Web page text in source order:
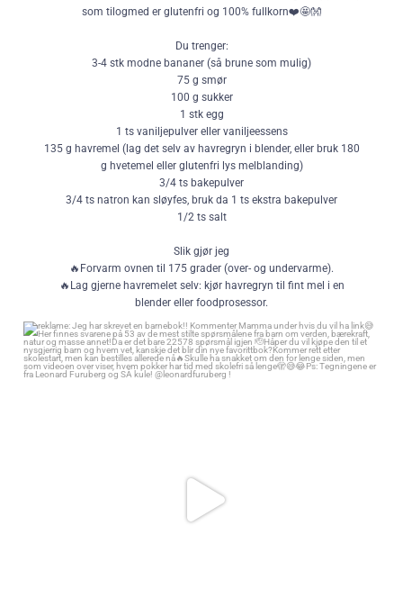
som tilogmed er glutenfri og 100% fullkorn❤️🤩👐
Du trenger:
3-4 stk modne bananer (så brune som mulig)
75 g smør
100 g sukker
1 stk egg
1 ts vaniljepulver eller vaniljeessens
135 g havremel (lag det selv av havregryn i blender, eller bruk 180
g hvetemel eller glutenfri lys melblanding)
3/4 ts bakepulver
3/4 ts natron kan sløyfes, bruk da 1 ts ekstra bakepulver
1/2 ts salt
Slik gjør jeg
🔥Forvarm ovnen til 175 grader (over- og undervarme).
🔥Lag gjerne havremelet selv: kjør havregryn til fint mel i en
blender eller foodprosessor.
🔥Mos bananene lett med en gaffel.
🔥Tilsett resten av ingrediensene og bland godt, gjerne med gjerne
med en krempisker om du ikke vil vispe for hånd.
🫡Bruk en brødform og pensle med litt smør, eller kle med
ut og skjærer det i skiver.
🍯Server med digg topping som syltetøy, ost, mandelsmør eller
lignende og nyt at du har reddet noen bananer og skapt en deilig
reklame: Jeg har skrevet en barnebok!! Kommenter Mamma under hvis
du vil ha link😅
Her finnes svarene på 53 av de mest stilte spørsmålene fra barn om
verden, bærekraft, natur og masse annet!
Skulle ha snakket om den for lenge siden, men som videoen over viser,
hvem pokker har tid med skolefri så lenge🫣😅😂
Ps: Tegningene er fra Leonard Furuberg og SÅ kule! @leonardfuruberg !